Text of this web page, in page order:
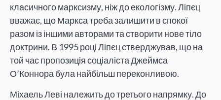
класичного марксизму, ніж до екологізму. Ліпєц
вважає, що Маркса треба залишити в спокої
разом із іншими авторами та створити нове тіло
доктрини. В 1995 році Ліпєц стверджував, що на
той час пропозиція соціаліста Джеймса
О’Коннора була найбільш переконливою.
Міхаель Леві належить до третього напрямку. До